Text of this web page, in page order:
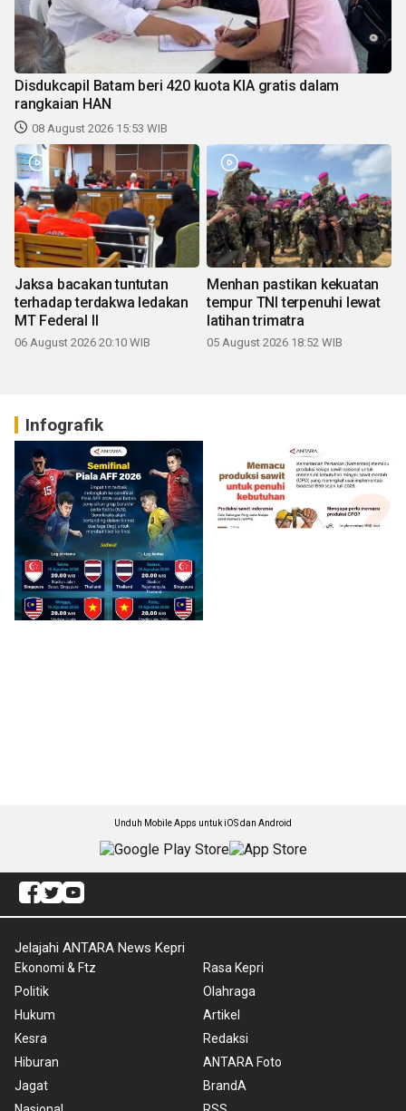
Disdukcapil Batam beri 420 kuota KIA gratis dalam
rangkaian HAN
08 August 2026 15:53 WIB
Jaksa bacakan tuntutan
terhadap terdakwa ledakan
MT Federal II
06 August 2026 20:10 WIB
Menhan pastikan kekuatan
tempur TNI terpenuhi lewat
latihan trimatra
05 August 2026 18:52 WIB
Infografik
Unduh Mobile Apps untuk iOS dan Android
Jelajahi ANTARA News Kepri
Ekonomi & Ftz
Politik
Hukum
Kesra
Hiburan
Jagat
Rasa Kepri
Olahraga
Artikel
Redaksi
ANTARA Foto
BrandA